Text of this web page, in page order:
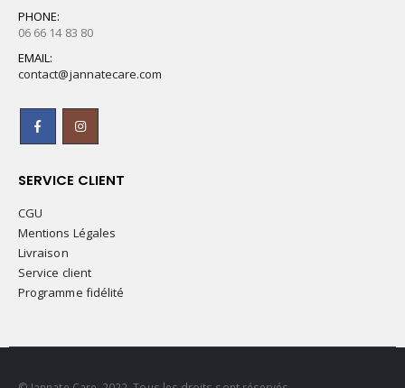
PHONE:
06 66 14 83 80
EMAIL:
contact@jannatecare.com
SERVICE CLIENT
CGU
Mentions Légales
Livraison
Service client
Programme fidélité